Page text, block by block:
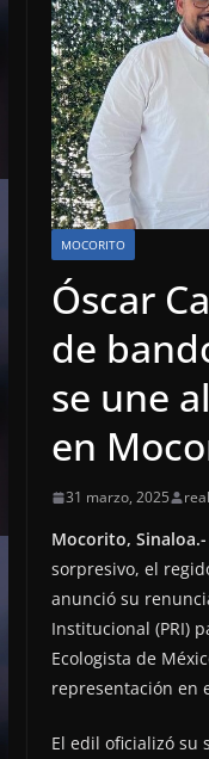
MOCORITO
Óscar
de
se une
en
31 marzo, 2025
Mocorito, Sinaloa.-
sorpresivo, el
anunció su
Institucional (PRI)
Ecologista de
representación en
El edil oficializó su